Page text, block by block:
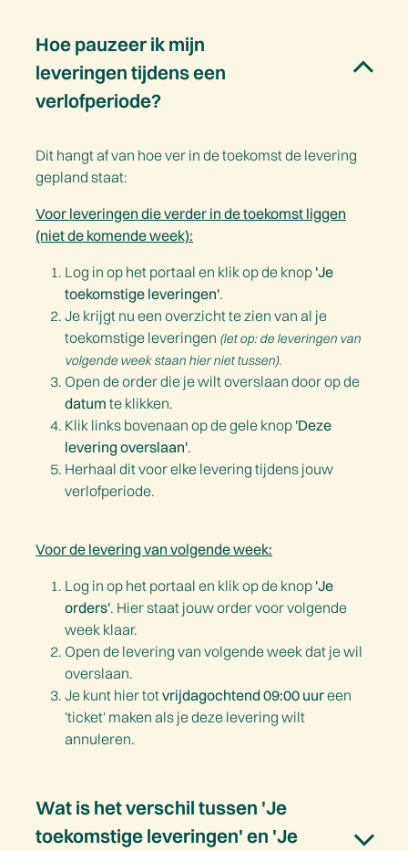
Hoe pauzeer ik mijn
leveringen tijdens een
verlofperiode?
Dit hangt af van hoe ver in de toekomst de levering
gepland staat:
Voor leveringen die verder in de toekomst liggen
(niet de komende week):
Log in op het portaal en klik op de knop 'Je
toekomstige leveringen'.
Je krijgt nu een overzicht te zien van al je
toekomstige leveringen (let op: de leveringen van
volgende week staan hier niet tussen).
Open de order die je wilt overslaan door op de
datum te klikken.
Klik links bovenaan op de gele knop 'Deze
levering overslaan'.
Herhaal dit voor elke levering tijdens jouw
verlofperiode.
Voor de levering van volgende week:
Log in op het portaal en klik op de knop 'Je
orders'. Hier staat jouw order voor volgende
week klaar.
Open de levering van volgende week dat je wil
overslaan.
Je kunt hier totvrijdagochtend 09:00 uureen
'ticket' maken als je deze levering wilt
annuleren.
Wat is het verschil tussen 'Je
toekomstige leveringen' en 'Je